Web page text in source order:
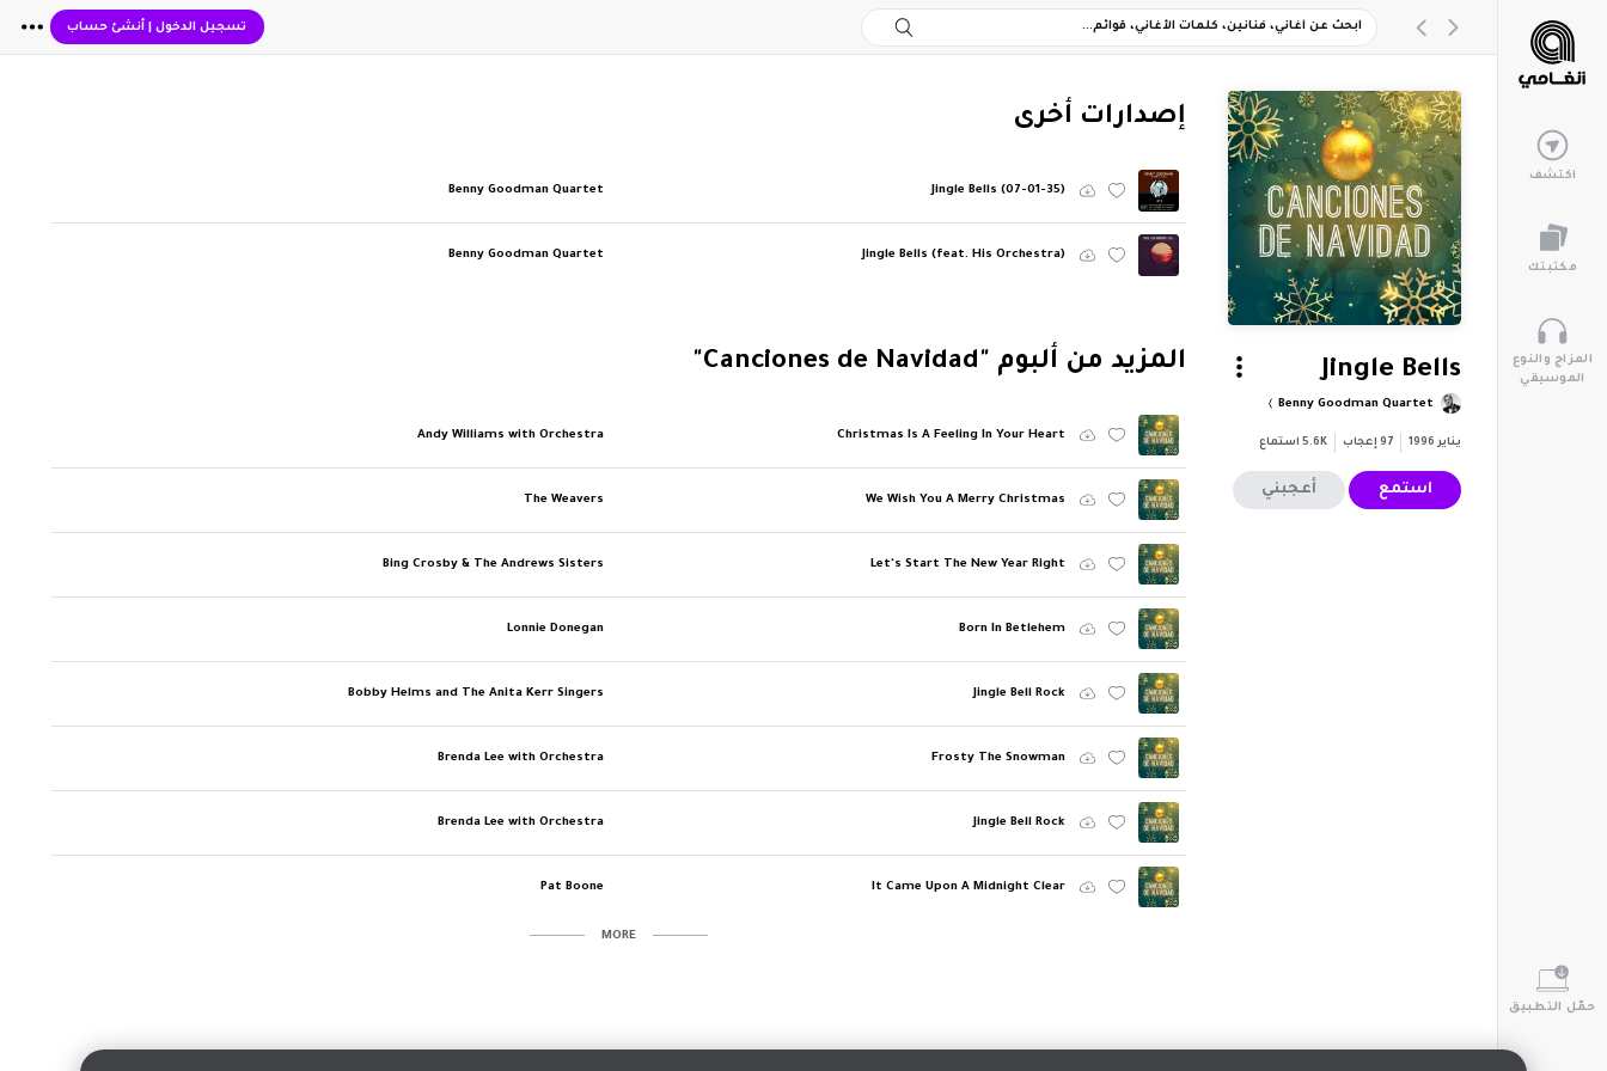
تسجيل الدخول| أنشئ حساب
اكتشف
مكتبتك
المزاج والنوع
الموسيقي
حمّل التطبيق
Jingle Bells
Benny Goodman Quartet
يناير 1996 97 إعجاب 5.6K استماع
استمع أعجبني
‏إصدارات أخرى
Jingle Bells (07-01-35)
Benny Goodman Quartet
Jingle Bells (feat. His Orchestra)
Benny Goodman Quartet
‏المزيد من ألبوم "Canciones de Navidad"
Christmas Is A Feeling In Your Heart
Andy Williams with Orchestra
We Wish You A Merry Christmas
The Weavers
Let's Start The New Year Right
Bing Crosby & The Andrews Sisters
Born In Betlehem
Lonnie Donegan
Jingle Bell Rock
Bobby Helms and The Anita Kerr Singers
Frosty The Snowman
Brenda Lee with Orchestra
Jingle Bell Rock
Brenda Lee with Orchestra
It Came Upon A Midnight Clear
Pat Boone
MORE